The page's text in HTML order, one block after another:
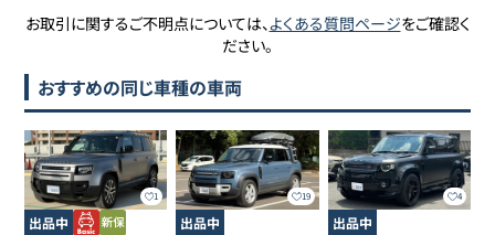
お取引に関するご不明点については、よくある質問ページをご確認く
ださい。
おすすめの同じ車種の車両
1
出品中
19
出品中
4
出品中